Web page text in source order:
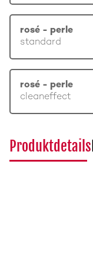
rosé - perle
standard
rosé - perle
cleaneffect
Produktdetails